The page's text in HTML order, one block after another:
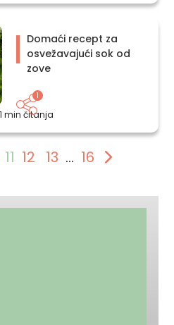
min čitanja
Domaći recept za
osvežavajući sok od
zove
1
11 12 13 … 16